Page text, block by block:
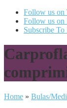
Follow us on
Follow us on
Subscribe To
Home » Bulas/